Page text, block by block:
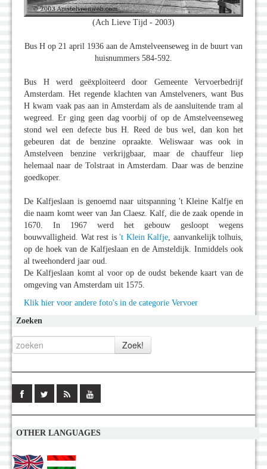
(Ach Lieve Tijd - 2003)
Bus H op 21 april 1936 aan de Amstelveenseweg in de buurt van
huisnummers 584-592.
Bus H werd geëxploiteerd door Gemeente Vervoerbedrijf
Amsterdam. Het regende klachten van Amstelveners, want Bus
H kwam vaak pas aan in Amsterdam als de aansluitende tram al
wegreed. Er ging geen dag voorbij of op de Amstelveenseweg
stond wel een defecte bus H. Reed de bus wel, dan kon het
gebeuren dat de benzine opraakte. Weliswaar was ook in
Amstelveen benzine verkrijgbaar, maar de chauffeur liep
helemaal naar de Tolstraat in Amsterdam. Daar was de benzine
goedkoper.
De Kalfjeslaan is genoemd naar uitspanning 't Kleine Kalfje en
die naam komt weer van Jan Claesz. Kalf, die de zaak opende in
1670. In 1967 werd het gebouw gesloopt wegens
bouwvalligheid. Wat rest is 't Klein Kalfje , aanvankelijk tolhuis,
op de hoek van de Kalfjeslaan en de Amsteldijk. Inmiddels ook
al tweehonderd jaar oud.
De Kalfjeslaan komt al voor op de oudst bekende kaart van de
omgeving van Amsterdam uit 1575.
Klik hier voor andere foto's in de categorie Vervoer
Zoeken
OTHER LANGUAGES